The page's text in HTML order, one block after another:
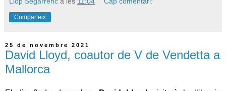
Comparteix
25 de novembre 2021
David Lloyd, coautor de V de Vendetta a
Mallorca